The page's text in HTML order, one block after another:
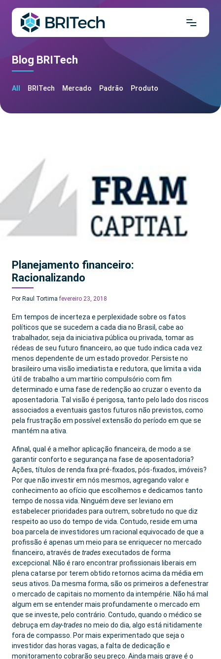
Blog BRITech
All BRITech Mercado Padrão Produto
Planejamento financeiro:
Racionalizando
Por Raul Tortimafevereiro 23, 2018
Em tempos de incerteza e perplexidade sobre os fatos
políticos que se sucedem a cada dia no Brasil, cabe ao
trabalhador, seja da iniciativa pública ou privada, tomar as
rédeas de seu futuro financeiro, ao que tudo indica cada vez
menos dependente de um estado provedor. Persiste no
brasileiro uma visão imediatista e redutora, que limita a vida
útil de trabalho a um martírio compulsório com fim
determinado e uma fase de redenção ao cruzar o evento da
aposentadoria. Tal visão é perigosa, tanto pelo lado dos riscos
associados a eventuais gastos futuros não previstos, como
pela frustração em possível extensão do período em que se
mantém na ativa.
Afinal, qual é a melhor aplicação financeira, de modo a se
garantir conforto e segurança na fase de aposentadoria?
Ações, títulos de renda fixa pré-fixados, pós-fixados, imóveis?
Por que não investir em nós mesmos, agregando valor e
conhecimento ao ofício que escolhemos e dedicamos tanto
tempo de nossa vida. Ninguém deve ser leviano em
estabelecer prioridades para outrem, sobretudo no que diz
respeito ao uso do tempo de vida. Contudo, reside em uma
boa parcela de investidores um racional equivocado de que a
profissão é apenas um meio para se enriquecer no mercado
financeiro, através de tradesexecutados de forma
excepcional. Não é raro encontrar profissionais liberais em
plena catarse por terem obtido retornos acima da média em
seus ativos. Da mesma forma, são os primeiros a defenestrar
o mercado de capitais no momento da intempérie. Não há mal
algum em se entender mais profundamente o mercado em
que se investe, pelo contrário. Contudo, quando o médico se
debruça em day-tradesno meio do dia, algo está nitidamente
fora de compasso. Por mais experimentado que seja o
investidor das horas vagas, a falta de dedicação e
monitoramento cobrarão seu preço. Ainda mais grave é o